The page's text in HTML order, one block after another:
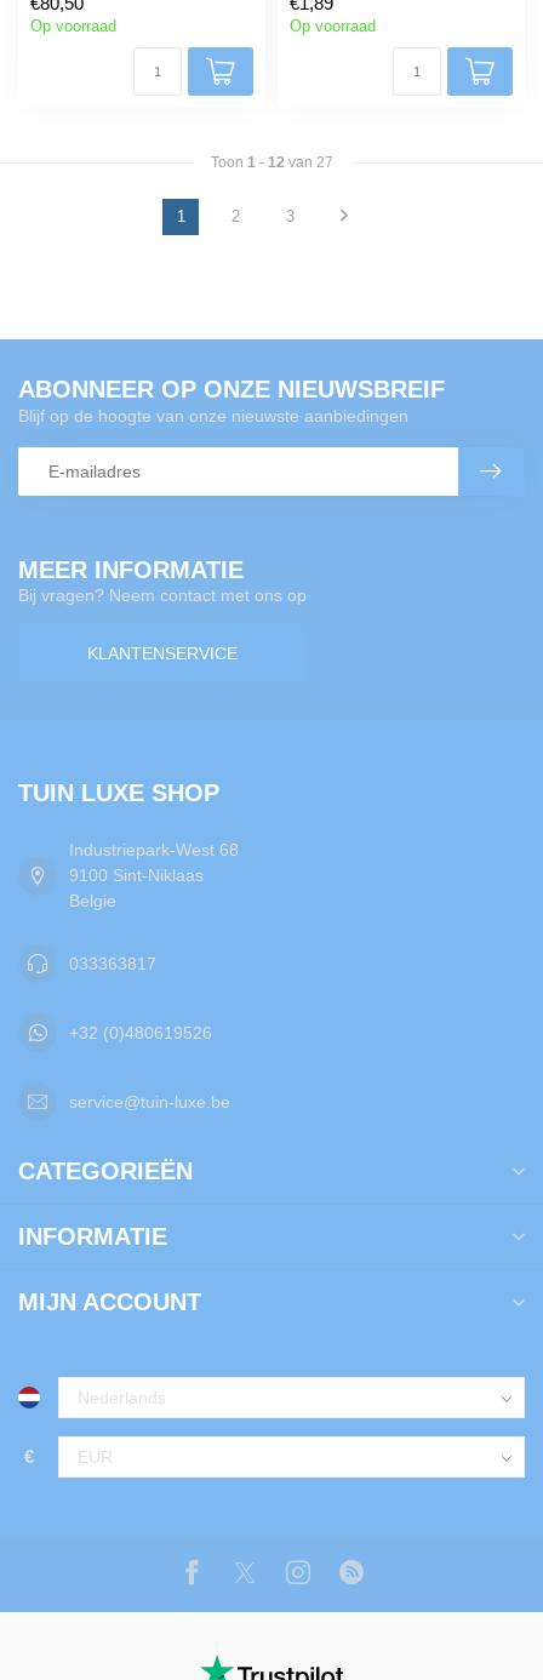
groen...
Op voorraad
geïnstalle...
Op voorraad
Toon 1 - 12 van 27
1 2 3
MEER INFORMATIE
Bij vragen? Neem contact met ons op
KLANTENSERVICE
ABONNEER OP ONZE NIEUWSBREIF
Blijf op de hoogte van onze nieuwste aanbiedingen
TUIN LUXE SHOP
Industriepark-West 68
9100 Sint-Niklaas
Belgie
033363817
+32 (0)480619526
service@tuin-luxe.be
CATEGORIEËN
INFORMATIE
MIJN ACCOUNT
€